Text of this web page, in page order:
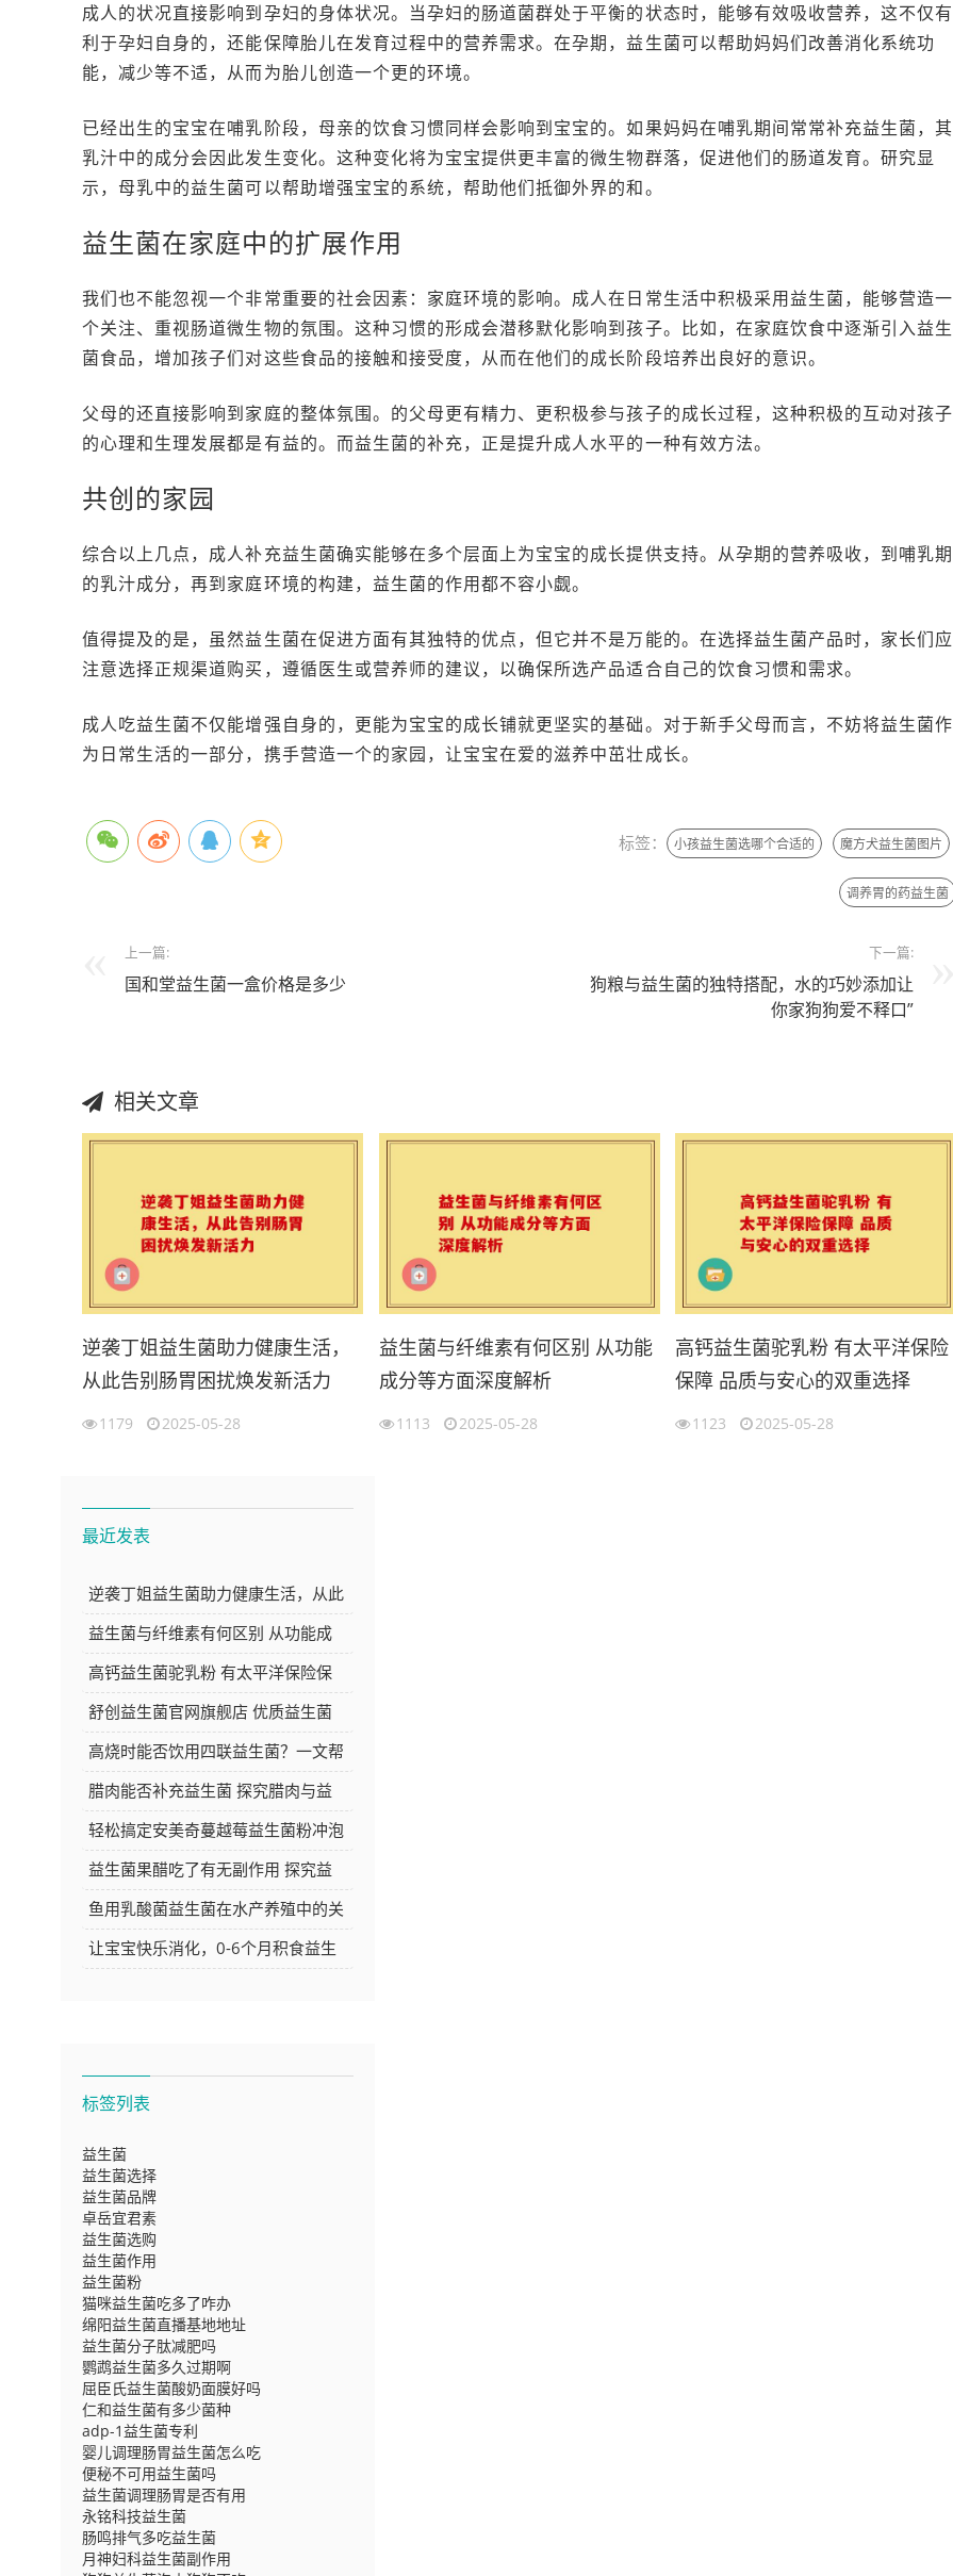
成人的状况直接影响到孕妇的身体状况。当孕妇的肠道菌群处于平衡的状态时，能够有效吸收营养，这不仅有
利于孕妇自身的，还能保障胎儿在发育过程中的营养需求。在孕期，益生菌可以帮助妈妈们改善消化系统功
能，减少等不适，从而为胎儿创造一个更的环境。
已经出生的宝宝在哺乳阶段，母亲的饮食习惯同样会影响到宝宝的。如果妈妈在哺乳期间常常补充益生菌，其
乳汁中的成分会因此发生变化。这种变化将为宝宝提供更丰富的微生物群落，促进他们的肠道发育。研究显
示，母乳中的益生菌可以帮助增强宝宝的系统，帮助他们抵御外界的和。
益生菌在家庭中的扩展作用
我们也不能忽视一个非常重要的社会因素：家庭环境的影响。成人在日常生活中积极采用益生菌，能够营造一
个关注、重视肠道微生物的氛围。这种习惯的形成会潜移默化影响到孩子。比如，在家庭饮食中逐渐引入益生
菌食品，增加孩子们对这些食品的接触和接受度，从而在他们的成长阶段培养出良好的意识。
父母的还直接影响到家庭的整体氛围。的父母更有精力、更积极参与孩子的成长过程，这种积极的互动对孩子
的心理和生理发展都是有益的。而益生菌的补充，正是提升成人水平的一种有效方法。
共创的家园
综合以上几点，成人补充益生菌确实能够在多个层面上为宝宝的成长提供支持。从孕期的营养吸收，到哺乳期
的乳汁成分，再到家庭环境的构建，益生菌的作用都不容小觑。
值得提及的是，虽然益生菌在促进方面有其独特的优点，但它并不是万能的。在选择益生菌产品时，家长们应
注意选择正规渠道购买，遵循医生或营养师的建议，以确保所选产品适合自己的饮食习惯和需求。
成人吃益生菌不仅能增强自身的，更能为宝宝的成长铺就更坚实的基础。对于新手父母而言，不妨将益生菌作
为日常生活的一部分，携手营造一个的家园，让宝宝在爱的滋养中茁壮成长。
标签： 小孩益生菌选哪个合适的 魔方犬益生菌图片
调养胃的药益生菌
上一篇:
国和堂益生菌一盒价格是多少
下一篇:
狗粮与益生菌的独特搭配，水的巧妙添加让
你家狗狗爱不释口”
相关文章
逆袭丁姐益生菌助力健康生活，
从此告别肠胃困扰焕发新活力
1179 2025-05-28
益生菌与纤维素有何区别 从功能
成分等方面深度解析
1113 2025-05-28
高钙益生菌驼乳粉 有太平洋保险
保障 品质与安心的双重选择
1123 2025-05-28
最近发表
逆袭丁姐益生菌助力健康生活，从此
告别肠胃困扰焕发新活力
益生菌与纤维素有何区别 从功能成
分等方面深度解析
高钙益生菌驼乳粉 有太平洋保险保
障 品质与安心的双重选择
舒创益生菌官网旗舰店 优质益生菌
产品的选购好去处
高烧时能否饮用四联益生菌？一文帮
你解答
腊肉能否补充益生菌 探究腊肉与益
生菌的关系
轻松搞定安美奇蔓越莓益生菌粉冲泡
方法，让你的每日养生更简单
益生菌果醋吃了有无副作用 探究益
生菌果醋的安全性
鱼用乳酸菌益生菌在水产养殖中的关
键作用与应用探讨
让宝宝快乐消化，0-6个月积食益生
标签列表
益生菌
益生菌选择
益生菌品牌
卓岳宜君素
益生菌选购
益生菌作用
益生菌粉
猫咪益生菌吃多了咋办
绵阳益生菌直播基地地址
益生菌分子肽减肥吗
鹦鹉益生菌多久过期啊
屈臣氏益生菌酸奶面膜好吗
仁和益生菌有多少菌种
adp-1益生菌专利
婴儿调理肠胃益生菌怎么吃
便秘不可用益生菌吗
益生菌调理肠胃是否有用
永铭科技益生菌
肠鸣排气多吃益生菌
月神妇科益生菌副作用